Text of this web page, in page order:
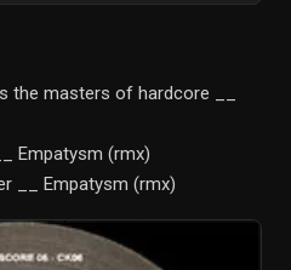
the masters of hardcore __
Empatysm (rmx)
__ Empatysm (rmx)